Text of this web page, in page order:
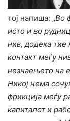
тој напиша: „Во
исто и во
нив, додека тие
контакт меѓу
незнаењето на
Никој нема
фрикција меѓу
капиталот и